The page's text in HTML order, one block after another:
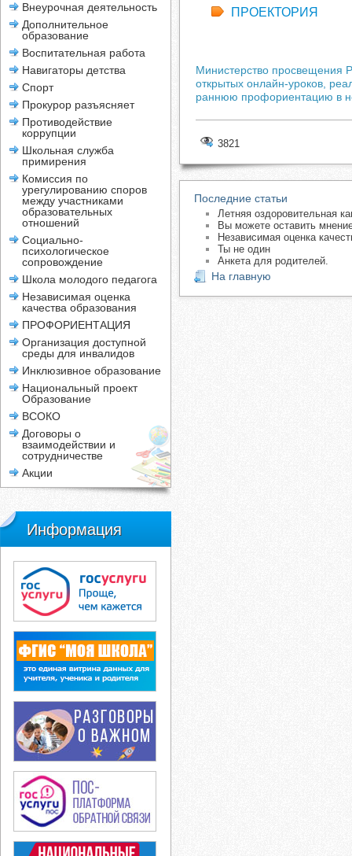
Внеурочная деятельность
Дополнительное
образование
Воспитательная работа
Навигаторы детства
Спорт
Прокурор разъясняет
Противодействие
коррупции
Школьная служба
примирения
Комиссия по
урегулированию споров
между участниками
образовательных
отношений
Социально-
психологическое
сопровождение
Школа молодого педагога
Независимая оценка
качества образования
ПРОФОРИЕНТАЦИЯ
Организация доступной
среды для инвалидов
Инклюзивное образование
Национальный проект
Образование
ВСОКО
Договоры о
взаимодействии и
сотрудничестве
Акции
Информация
ПРОЕКТОРИЯ
Министерство просвещения
открытых онлайн-уроков,
раннюю профориентацию в
3821
Последние статьи
Летняя оздоровительная
Вы можете оставить
Независимая оценка
Ты не один
Анкета для родителей.
На главную